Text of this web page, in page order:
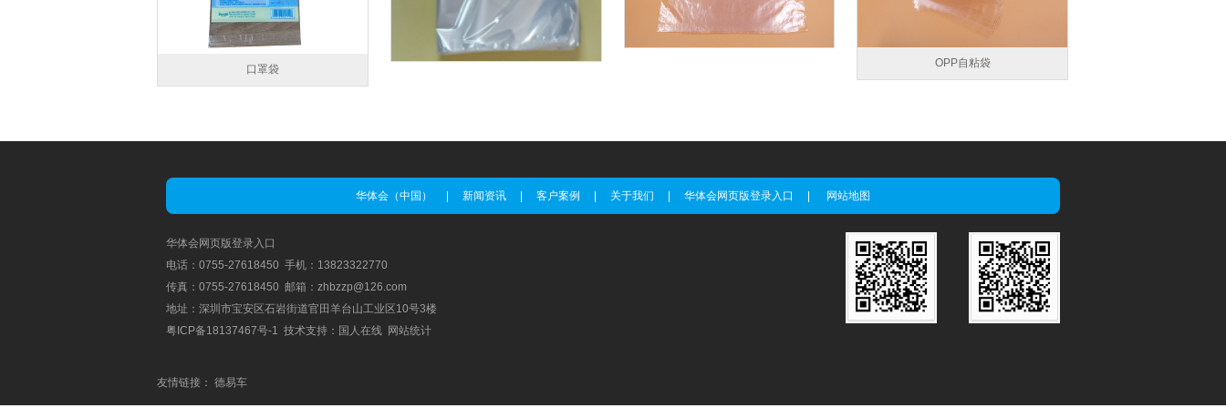
口罩袋
OPP自粘袋
华体会（中国） 新闻资讯 客户案例 关于我们 华体会网页版登录入口 网站地图
华体会网页版登录入口
电话：0755-27618450 手机：13823322770
传真：0755-27618450 邮箱：zhbzzp@126.com
地址：深圳市宝安区石岩街道官田羊台山工业区10号3楼
粤ICP备18137467号-1 技术支持：国人在线 网站统计
友情链接： 德易车